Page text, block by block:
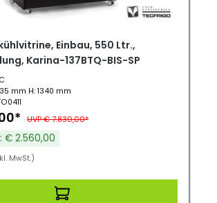
Einbau, 550 Ltr.,
Karina-137BTQ-BIS-SP
mm H: 1340 mm
UVP € 7.830,00*
€ 2.560,00
MwSt.)